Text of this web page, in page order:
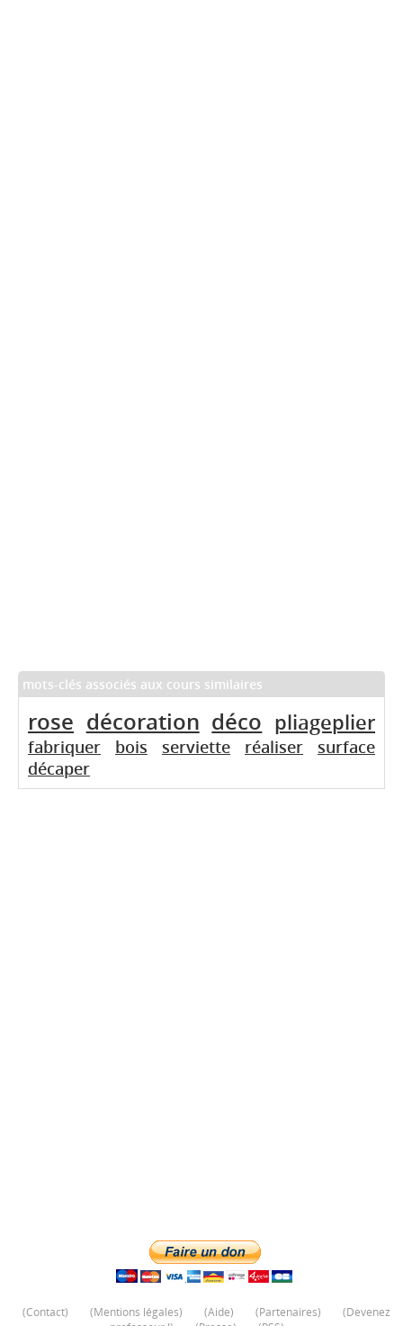
mots-clés associés aux cours similaires
rose décoration déco pliageplier
fabriquer bois serviette réaliser
surface
décaper
(Contact) (Mentions légales) (Aide) (Partenaires) (Devenez